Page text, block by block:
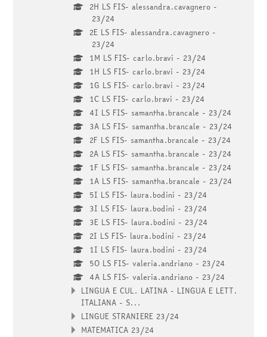
2H LS FIS- alessandra.cavagnero -
23/24
2E LS FIS- alessandra.cavagnero -
23/24
1M LS FIS- carlo.bravi - 23/24
1H LS FIS- carlo.bravi - 23/24
1G LS FIS- carlo.bravi - 23/24
1C LS FIS- carlo.bravi - 23/24
4I LS FIS- samantha.brancale - 23/24
3A LS FIS- samantha.brancale - 23/24
2F LS FIS- samantha.brancale - 23/24
2A LS FIS- samantha.brancale - 23/24
1F LS FIS- samantha.brancale - 23/24
1A LS FIS- samantha.brancale - 23/24
5I LS FIS- laura.bodini - 23/24
3I LS FIS- laura.bodini - 23/24
3E LS FIS- laura.bodini - 23/24
2I LS FIS- laura.bodini - 23/24
1I LS FIS- laura.bodini - 23/24
5O LS FIS- valeria.andriano - 23/24
4A LS FIS- valeria.andriano - 23/24
LINGUA E CUL. LATINA - LINGUA E LETT.
ITALIANA - S...
LINGUE STRANIERE 23/24
MATEMATICA 23/24